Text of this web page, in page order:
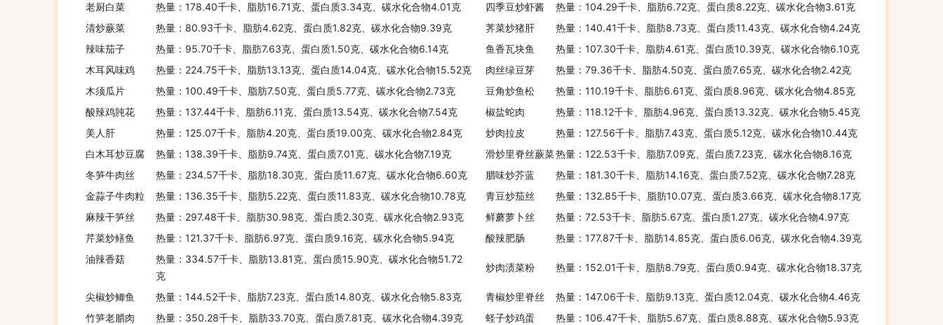
老厨白菜
热量：178.40千卡、脂肪16.71克、蛋白质3.34克、碳水化合物4.01克 四季豆炒虾酱
热量：104.29千卡、脂肪6.72克、蛋白质8.22克、碳水化合物3.61克
清炒蕨菜
热量：80.93千卡、脂肪4.62克、蛋白质1.82克、碳水化合物9.39克 荠菜炒猪肝
热量：140.41千卡、脂肪8.73克、蛋白质11.43克、碳水化合物4.24克
辣味茄子
热量：95.70千卡、脂肪7.63克、蛋白质1.50克、碳水化合物6.14克 鱼香瓦块鱼
热量：107.30千卡、脂肪4.61克、蛋白质10.39克、碳水化合物6.10克
木耳风味鸡
热量：224.75千卡、脂肪13.13克、蛋白质14.04克、碳水化合物15.52克 肉丝绿豆芽
热量：79.36千卡、脂肪4.50克、蛋白质7.65克、碳水化合物2.42克
木须瓜片
热量：100.49千卡、脂肪7.50克、蛋白质5.77克、碳水化合物2.73克 豆角炒鱼松
热量：110.19千卡、脂肪6.61克、蛋白质8.96克、碳水化合物4.85克
酸辣鸡肫花
热量：137.44千卡、脂肪6.11克、蛋白质13.54克、碳水化合物7.54克 椒盐蛇肉
热量：118.12千卡、脂肪4.96克、蛋白质13.32克、碳水化合物5.45克
美人肝
热量：125.07千卡、脂肪4.20克、蛋白质19.00克、碳水化合物2.84克 炒肉拉皮
热量：127.56千卡、脂肪7.43克、蛋白质5.12克、碳水化合物10.44克
白木耳炒豆腐
热量：138.39千卡、脂肪9.74克、蛋白质7.01克、碳水化合物7.19克 滑炒里脊丝蕨菜热量：122.53千卡、脂肪7.09克、蛋白质7.23克、碳水化合物8.16克
冬笋牛肉丝
热量：234.57千卡、脂肪18.30克、蛋白质11.67克、碳水化合物6.60克 腊味炒芥蓝
热量：181.30千卡、脂肪14.16克、蛋白质7.52克、碳水化合物7.28克
金蒜子牛肉粒
热量：136.35千卡、脂肪5.22克、蛋白质11.83克、碳水化合物10.78克 青豆炒茄丝
热量：132.85千卡、脂肪10.07克、蛋白质3.66克、碳水化合物8.17克
麻辣干笋丝
热量：297.48千卡、脂肪30.98克、蛋白质2.30克、碳水化合物2.93克 鲜蘑萝卜丝
热量：72.53千卡、脂肪5.67克、蛋白质1.27克、碳水化合物4.97克
芹菜炒鳝鱼
热量：121.37千卡、脂肪6.97克、蛋白质9.16克、碳水化合物5.94克 酸辣肥肠
热量：177.87千卡、脂肪14.85克、蛋白质6.06克、碳水化合物4.39克
油辣香菇
热量：334.57千卡、脂肪13.81克、蛋白质15.90克、碳水化合物51.72
克
炒肉渍菜粉 热量：152.01千卡、脂肪8.79克、蛋白质0.94克、碳水化合物18.37克
尖椒炒鲫鱼 热量：144.52千卡、脂肪7.23克、蛋白质14.80克、碳水化合物5.83克 青椒炒里脊丝
热量：147.06千卡、脂肪9.13克、蛋白质12.04克、碳水化合物4.46克
竹笋老腊肉
热量：350.28千卡、脂肪33.70克、蛋白质7.81克、碳水化合物4.39克 蛏子炒鸡蛋
热量：106.47千卡、脂肪5.67克、蛋白质8.88克、碳水化合物5.93克